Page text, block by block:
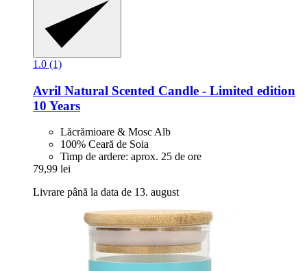
1.0 (1)
Avril Natural Scented Candle -​ Limited edition
10 Years
Lăcrămioare & Mosc Alb
100% Ceară de Soia
Timp de ardere: aprox. 25 de ore
79,99 lei
Livrare până la data de 13. august